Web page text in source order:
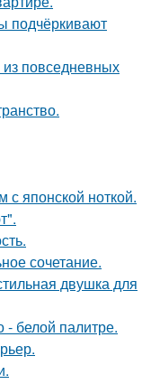
подчёркивают
повседневных
японской ноткой.
сочетание.
двушка для
- белой палитре.